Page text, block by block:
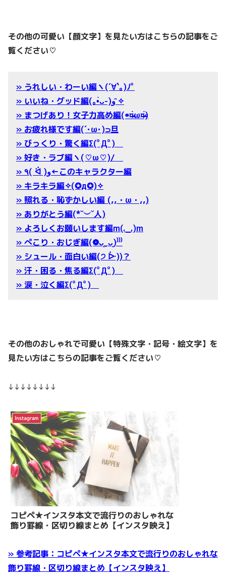
その他の可愛い【顔文字】を見たい方はこちらの記事をご
覧ください♡
» うれしい・わーい編ヽ(´∀`｡)ﾉﾟ
» いいね・グッド編(｡•̀ᴗ-)و ̑̑✧
» まつげあり！女子力高め編(⌯¤̴̶̷̀ω¤̴̶̷́)
» お疲れ様です編(´･ω･)⊃旦
» びっくり・驚く編Σ(ﾟДﾟ)
» 好き・ラブ編ヽ(♡ω♡)/
» ٩( ᐛ )و←このキャラクター編
» キラキラ編✧(✪д✪)✧
» 照れる・恥ずかしい編 (,,・ω・,,)
» ありがとう編(*˘︶˘人)
» よろしくお願いします編m(._.)m
» ぺこり・おじぎ編(❁ᴗ͈ˬᴗ͈)⁾⁾⁾
» シュール・面白い編(੭ ᐕ))？
» 汗・困る・焦る編Σ(ﾟДﾟ)
» 涙・泣く編Σ(ﾟДﾟ)
その他のおしゃれで可愛い【特殊文字・記号・絵文字】を
見たい方はこちらの記事をご覧ください♡
↓↓↓↓↓↓↓↓
» 参考記事：コピペ★インスタ本文で流行りのおしゃれな
飾り罫線・区切り線まとめ【インスタ映え】